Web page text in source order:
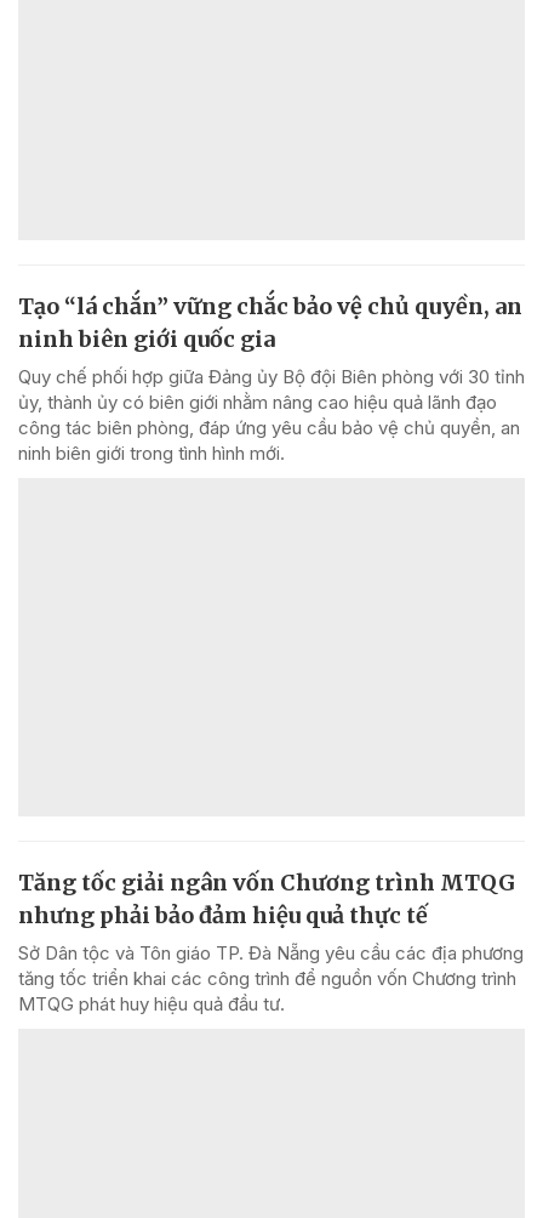
Tạo “lá chắn” vững chắc bảo vệ chủ quyền, an
ninh biên giới quốc gia
Quy chế phối hợp giữa Đảng ủy Bộ đội Biên phòng với 30 tỉnh
ủy, thành ủy có biên giới nhằm nâng cao hiệu quả lãnh đạo
công tác biên phòng, đáp ứng yêu cầu bảo vệ chủ quyền, an
ninh biên giới trong tình hình mới.
Tăng tốc giải ngân vốn Chương trình MTQG
nhưng phải bảo đảm hiệu quả thực tế
Sở Dân tộc và Tôn giáo TP. Đà Nẵng yêu cầu các địa phương
tăng tốc triển khai các công trình để nguồn vốn Chương trình
MTQG phát huy hiệu quả đầu tư.